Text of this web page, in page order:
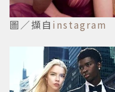
圖／擷自 instagram